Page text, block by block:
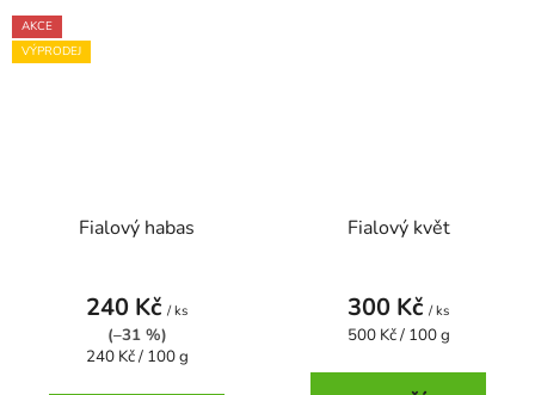
AKCE
VÝPRODEJ
Fialový habas
240 Kč / ks
(–31 %)
Měrná
240 Kč / 100 g
Fialový květ
300 Kč / ks
Měrná
500 Kč / 100 g